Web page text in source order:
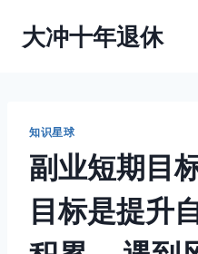
大冲十年退休
知识星球
副业短期目
目标是提升